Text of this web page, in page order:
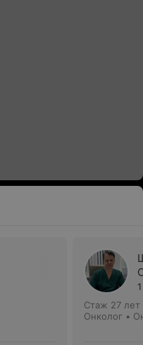
Стаж 27 лет
Онколог •